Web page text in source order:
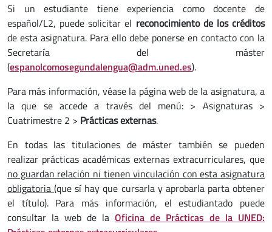
Si un estudiante tiene experiencia como docente de
español/L2, puede solicitar el reconocimiento de los créditos
de esta asignatura. Para ello debe ponerse en contacto con la
Secretaría del máster
(espanolcomosegundalengua@adm.uned.es).
Para más información, véase la página web de la asignatura, a
la que se accede a través del menú: > Asignaturas >
Cuatrimestre 2 > Prácticas externas.
En todas las titulaciones de máster también se pueden
realizar prácticas académicas externas extracurriculares, que
no guardan relación ni tienen vinculación con esta asignatura
obligatoria(que sí hay que cursarla y aprobarla parta obtener
el título). Para más información, el estudiantado puede
consultar la web de la Oficina de Prácticas de la UNED: